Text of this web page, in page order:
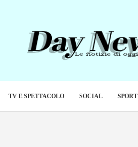
TV E SPETTACOLO SOCIAL SPORT